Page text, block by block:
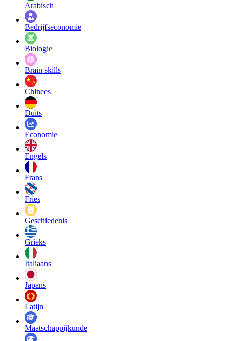
Arabisch
Bedrijfseconomie
Biologie
Brain skills
Chinees
Duits
Economie
Engels
Frans
Fries
Geschiedenis
Grieks
Italiaans
Japans
Latijn
Maatschappij­kunde